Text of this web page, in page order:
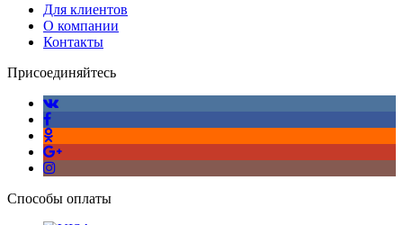
Для клиентов
О компании
Контакты
Присоединяйтесь
Способы оплаты